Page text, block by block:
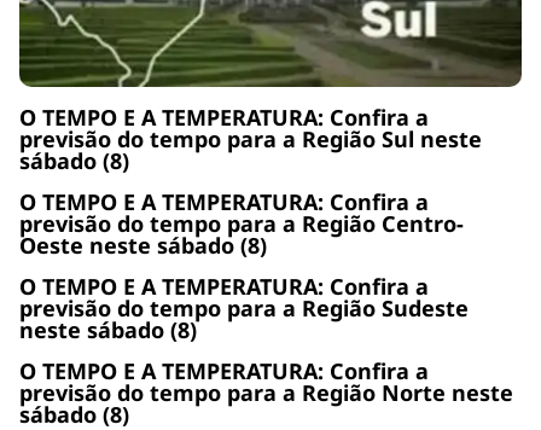
O TEMPO E A TEMPERATURA: Confira a
previsão do tempo para a Região Sul neste
sábado (8)
O TEMPO E A TEMPERATURA: Confira a
previsão do tempo para a Região Centro-
Oeste neste sábado (8)
O TEMPO E A TEMPERATURA: Confira a
previsão do tempo para a Região Sudeste
neste sábado (8)
O TEMPO E A TEMPERATURA: Confira a
previsão do tempo para a Região Norte neste
sábado (8)